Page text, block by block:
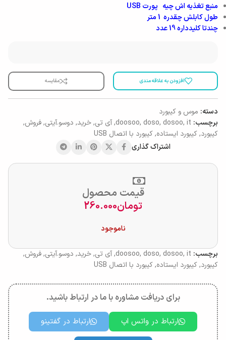
منبع تغذیه اش چیه پورت USB
طول کابلش چقدره 1 متر
چندتا کلیدداره19 عدد
افزودن به علاقه مندی مقایسه
دسته: موس و کیبورد
برچسب:
doosoo, doso, dosoo, it
,آی تی,خرید, دوسو.آیتی,فروش,
کیبورد,کیبورد ایستاده,کیبورد با اتصال USB
اشتراک گذاری
قیمت محصول
تومان260.000
ناموجود
برچسب: doosoo, doso, dosoo, it
,آی تی,خرید, دوسو.آیتی,فروش,
کیبورد,کیبورد ایستاده,کیبورد با اتصال USB
برای دریافت مشاوره با ما در ارتباط باشید.
ارتباط در واتس اپ ارتباط در گفتینو